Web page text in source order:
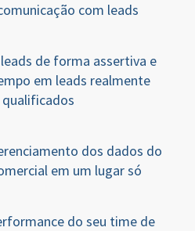
com leads
de forma assertiva e
em leads realmente
qualificados
dos dados do
em um lugar só
do seu time de